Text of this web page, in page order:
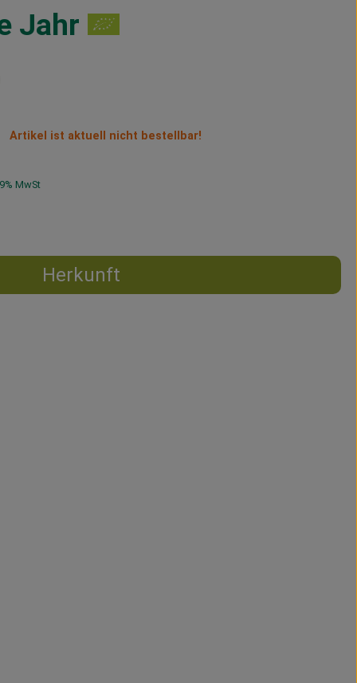
Jahr
Artikel ist aktuell nicht bestellbar!
MwSt
Herkunft